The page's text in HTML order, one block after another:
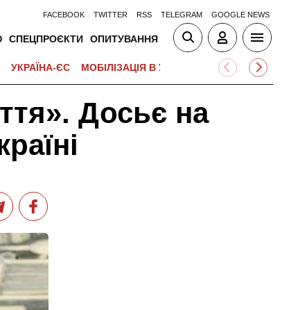
FACEBOOK TWITTER RSS TELEGRAM GOOGLE NEWS
СПЕЦПРОЄКТИ ОПИТУВАННЯ
УКРАЇНА-ЄС МОБІЛІЗАЦІЯ В УКРАЇНІ ВІЙНА НА
Досьє на